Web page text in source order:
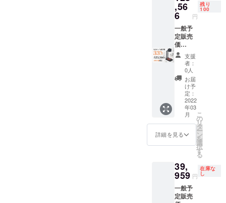
て×2点
■練習用
木板/紙
×各6点
※送料込
み（日
本国内
限定）
り畳み
式スタ
ンド×2
点
■USB（
Type-
C）ケー
ブル×2
点 ■
レー
ザー専
用シー
ルド×2
点 ■遮
光ゴー
グル×2
点 ■日
本語取
扱説明
■作品立
て×2点
■練習用
木板/紙
×各6点
,56
6 円
残り
100
一般予
定販売
価
格:184,
426円
（税
込） →
超早割
価格：
123,566
円（税
込） 内
容物：
■「LAS
ERCUB
E 100」
点 ■折
り畳み
式スタ
ンド×3
点
支援
者：
0人
お届
け予
定：
2022
年03
月
詳細を見る
こ
の
リ
タ
ー
ン
を
選
択
す
る
39,
959 円
在庫な
し
一般予
定販売